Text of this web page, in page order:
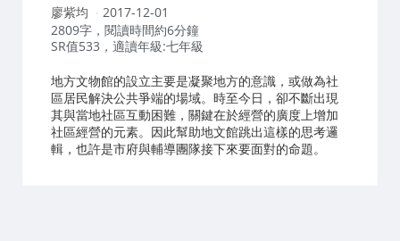
作
者：
廖紫均
2017-12-01
2809字，閱讀時間約6分鐘
SR值533，適讀年級:七年級
地方文物館的設立主要是凝聚地方的意識，或做為社
區居民解決公共爭端的場域。時至今日，卻不斷出現
其與當地社區互動困難，關鍵在於經營的廣度上增加
社區經營的元素。因此幫助地文館跳出這樣的思考邏
輯，也許是市府與輔導團隊接下來要面對的命題。